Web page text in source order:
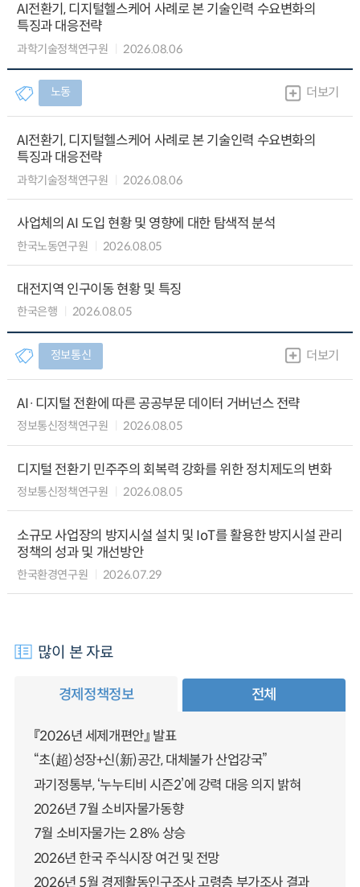
AI전환기, 디지털헬스케어 사례로 본 기술인력 수요변화의
특징과 대응전략
과학기술정책연구원 2026.08.06
노동 더보기
AI전환기, 디지털헬스케어 사례로 본 기술인력 수요변화의
특징과 대응전략
과학기술정책연구원 2026.08.06
사업체의 AI 도입 현황 및 영향에 대한 탐색적 분석
한국노동연구원 2026.08.05
대전지역 인구이동 현황 및 특징
한국은행 2026.08.05
정보통신 더보기
AI·디지털 전환에 따른 공공부문 데이터 거버넌스 전략
정보통신정책연구원 2026.08.05
디지털 전환기 민주주의 회복력 강화를 위한 정치제도의 변화
정보통신정책연구원 2026.08.05
소규모 사업장의 방지시설 설치 및 IoT를 활용한 방지시설 관리
정책의 성과 및 개선방안
한국환경연구원 2026.07.29
많이 본 자료
경제정책정보 전체
『2026년 세제개편안』 발표
“초(超)성장+신(新)공간, 대체불가 산업강국”
과기정통부, ‘누누티비 시즌2’에 강력 대응 의지 밝혀
2026년 7월 소비자물가동향
7월 소비자물가는 2.8% 상승
2026년 한국 주식시장 여건 및 전망
2026년 5월 경제활동인구조사 고령층 부가조사 결과